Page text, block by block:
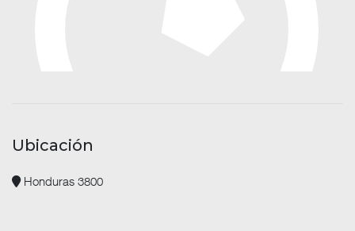
Ubicación
Honduras 3800